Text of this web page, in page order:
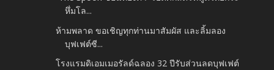
หึ่มโล...
ห้ามพลาด ขอเชิญทุกท่านมาสัมผัส และลิ้มลอง
บุฟเฟต์ซี...
โรงแรมดิเอมเมอรัลด์ฉลอง 32 ปีรับส่วนลดบุฟเฟต์